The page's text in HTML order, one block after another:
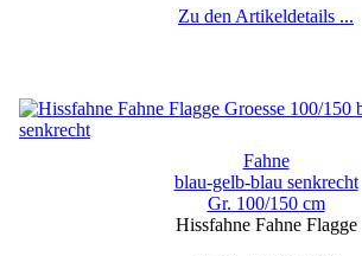
Zu den Artikeldetails ...
Fahne
blau-gelb-blau senkrecht
Gr. 100/150 cm
Hissfahne Fahne Flagge